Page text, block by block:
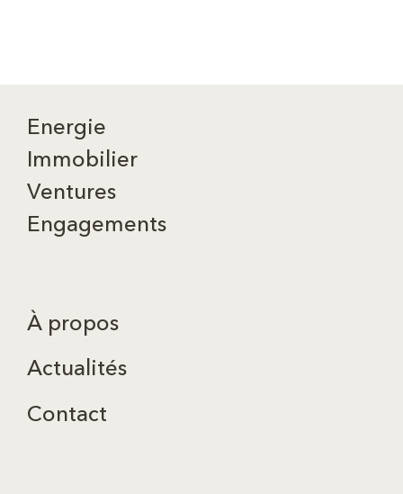
Energie
Immobilier
Ventures
Engagements
À propos
Actualités
Contact